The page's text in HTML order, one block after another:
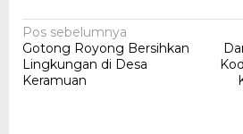
Navigasi
pos
Pos sebelumnya
Gotong Royong Bersihkan
Lingkungan di Desa
Keramuan